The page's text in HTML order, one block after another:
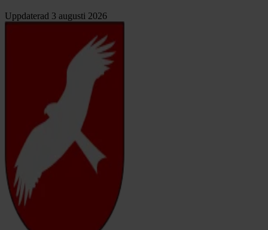
Uppdaterad 3 augusti 2026